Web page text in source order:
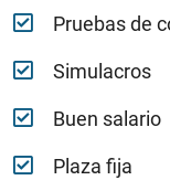
Pruebas de
Simulacros
Buen salario
Plaza fija